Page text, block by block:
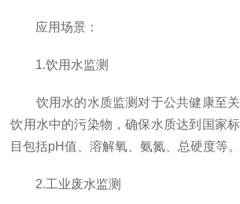
应用场景：
1.饮用水监测
饮用水的水质监测对于公共健康至关
饮用水中的污染物，确保水质达到国家
目包括pH值、溶解氧、氨氮、总硬度等。
2.工业废水监测